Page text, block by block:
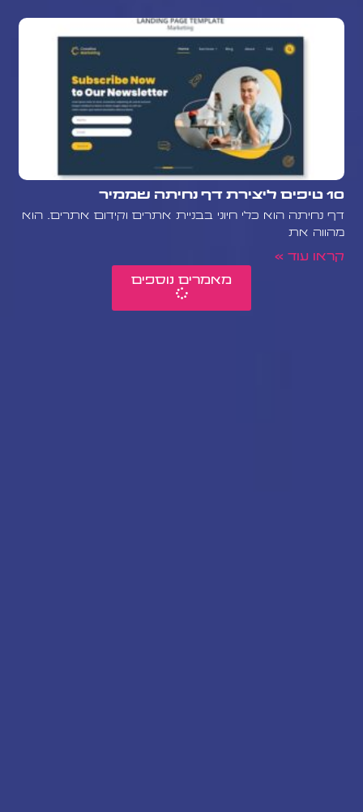
10 טיפים ליצירת דף נחיתה שממיר
דף נחיתה הוא כלי חיוני בבניית אתרים וקידום אתרים. הוא
מהווה את
קראו עוד »
מאמרים נוספים